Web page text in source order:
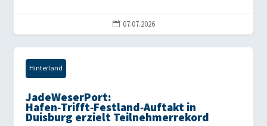
 07.07.2026
Hinterland
JadeWeserPort:
Hafen‑Trifft‑Festland‑Auftakt in
Duisburg erzielt Teilnehmerrekord